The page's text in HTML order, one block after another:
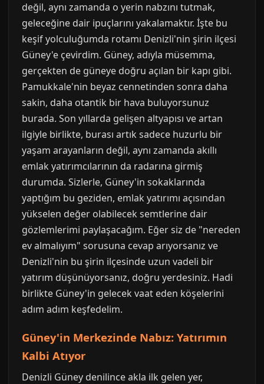
değil, aynı zamanda o yerin nabzını tutmak,
geleceğine dair ipuçlarını yakalamaktır. İşte bu
keşif yolculuğumda rotamı Denizli'nin şirin ilçesi
Güney'e çevirdim. Güney, adıyla müsemma,
gerçekten de güneye doğru açılan bir kapı gibi.
Pamukkale'nin beyaz cennetinden sonra daha
sakin, daha otantik bir hava buluyorsunuz
burada. Son yıllarda gelişen altyapısı ve artan
ilgiyle birlikte, burası artık sadece huzurlu bir
yaşam arayanların değil, aynı zamanda akıllı
emlak yatırımcılarının da radarına girmiş
durumda. Sizlerle, Güney'in sokaklarında
yaptığım bu geziden, emlak yatırımı açısından
yükselen değer olabilecek semtlerine dair
gözlemlerimi paylaşacağım. Eğer siz de "nereden
ev almalıyım" sorusuna cevap arıyorsanız ve
Denizli'nin bu şirin ilçesinde uzun vadeli bir
yatırım düşünüyorsanız, doğru yerdesiniz. Hadi
birlikte Güney'in gelecek vaat eden köşelerini
adım adım keşfedelim.
Güney'in Merkezinde Nabız: Yatırımın
Kalbi Atıyor
Denizli Güney denilince akla ilk gelen yer,